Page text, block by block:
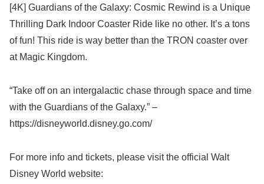
[4K] Guardians of the Galaxy: Cosmic Rewind is a Unique
Thrilling Dark Indoor Coaster Ride like no other. It’s a tons
of fun! This ride is way better than the TRON coaster over
at Magic Kingdom.
“Take off on an intergalactic chase through space and time
with the Guardians of the Galaxy.” –
https://disneyworld.disney.go.com/
For more info and tickets, please visit the official Walt
Disney World website: